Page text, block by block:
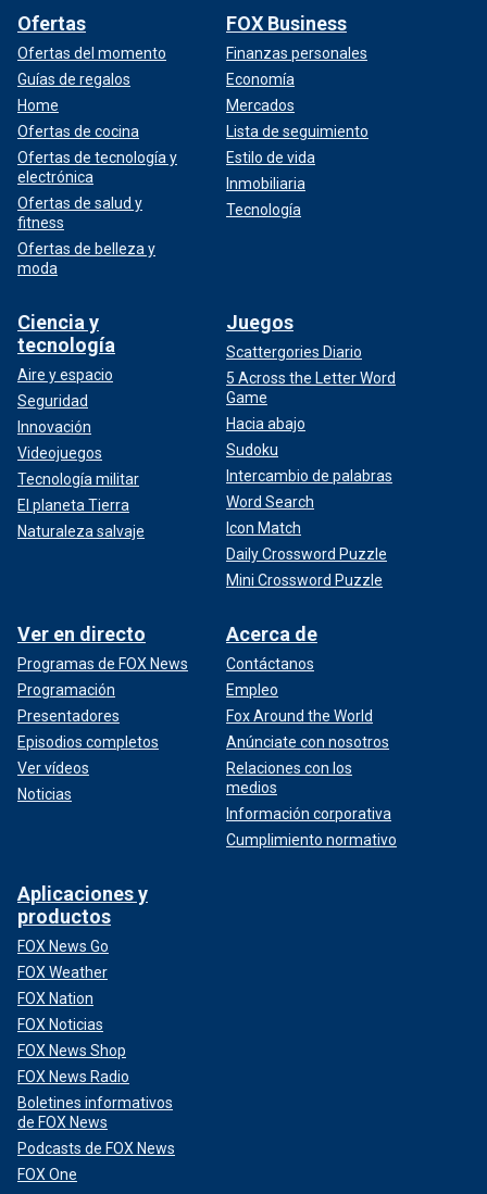
Ofertas
Ofertas del momento
Guías de regalos
Home
Ofertas de cocina
Ofertas de tecnología y
electrónica
Ofertas de salud y
fitness
Ofertas de belleza y
moda
FOX Business
Finanzas personales
Economía
Mercados
Lista de seguimiento
Estilo de vida
Inmobiliaria
Tecnología
Ciencia y
tecnología
Aire y espacio
Seguridad
Innovación
Videojuegos
Tecnología militar
El planeta Tierra
Naturaleza salvaje
Juegos
Scattergories Diario
5 Across the Letter Word
Game
Hacia abajo
Sudoku
Intercambio de palabras
Word Search
Icon Match
Daily Crossword Puzzle
Mini Crossword Puzzle
Ver en directo
Programas de FOX News
Programación
Presentadores
Episodios completos
Ver vídeos
Noticias
Acerca de
Contáctanos
Empleo
Fox Around the World
Anúnciate con nosotros
Relaciones con los
medios
Información corporativa
Cumplimiento normativo
Aplicaciones y
productos
FOX News Go
FOX Weather
FOX Nation
FOX Noticias
FOX News Shop
FOX News Radio
Boletines informativos
de FOX News
Podcasts de FOX News
FOX One